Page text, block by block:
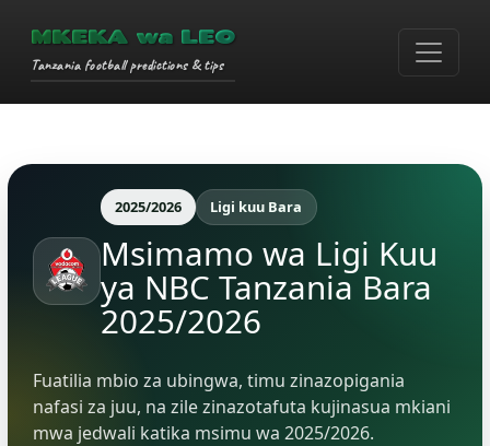
MKEKA wa LEO
Tanzania football predictions & tips
2025/2026 Ligi kuu Bara
Msimamo wa Ligi Kuu
ya NBC Tanzania Bara
2025/2026
Fuatilia mbio za ubingwa, timu zinazopigania
nafasi za juu, na zile zinazotafuta kujinasua mkiani
mwa jedwali katika msimu wa 2025/2026.